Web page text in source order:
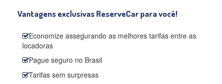
Vantagens exclusivas ReserveCar para você!
Economize assegurando as melhores tarifas entre as
locadoras
Pague seguro no Brasil
Tarifas sem surpresas